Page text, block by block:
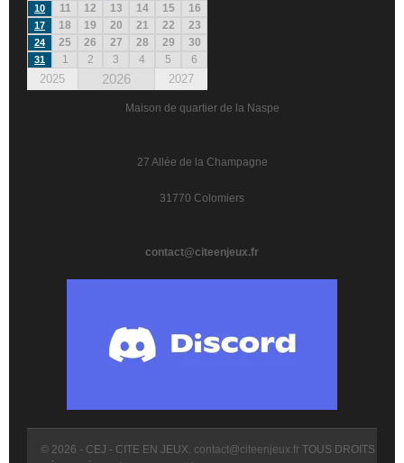
10 11 12 13 14 15 16
17 18 19 20 21 22 23
24 25 26 27 28 29 30
31 1 2 3 4 5 6
2025 2026 2027
Maison de quartier de la Naspe
27 Allée de la Champagne
31770 Colomiers
contact@citeenjeux.fr
© 2026 - CEJ - CITE EN JEUX. contact@citeenjeux.fr TOUS DROITS